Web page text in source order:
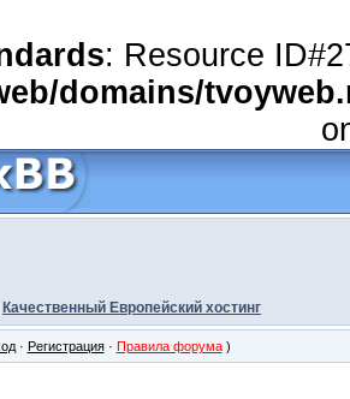
: Resource
domains/
Качественный Европейский хостинг
· Регистрация· Правила форума)